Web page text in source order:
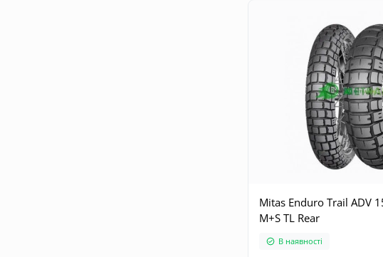
Mitas Enduro Trail ADV
M+S TL Rear
В наявності